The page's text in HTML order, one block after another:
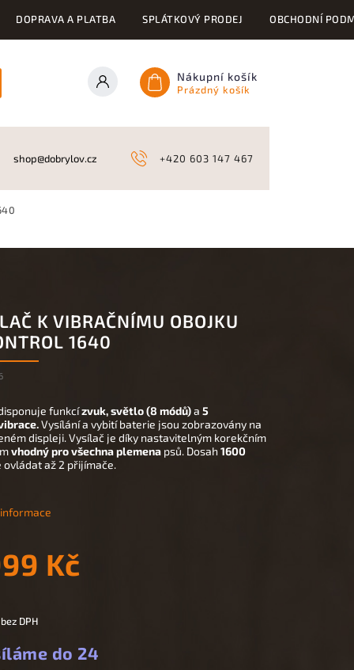
DOPRAVA A PLATBA SPLÁTKOVÝ PRODEJ OBCHODNÍ
Nákupní košík
Prázdný košík
KYNOLOGICKÉ POTŘEBY NAHÁŇKY A LOV
+420 603 147 467
shop@dobrylov.cz
K VIBRAČNÍMU OBOJKU
1640
Kč
DPH
do 24
funkcízvuk, světlo (8 módů) a 5
Vysílání a vybití baterie jsou zobrazovány na
displeji. Vysílač je díky nastavitelným korekčním
vhodný pro všechna plemenapsů. Dosah 1600
až 2 přijímače.